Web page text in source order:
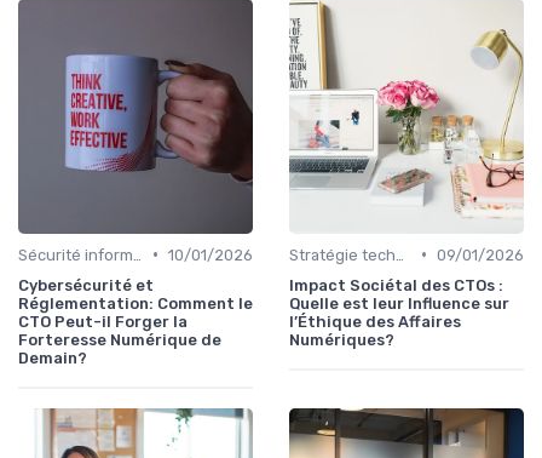
• 10/01/2026
Cybersécurité et
Réglementation: Comment le
CTO Peut-il Forger la
Forteresse Numérique de
Demain?
• 09/01/2026
Impact Sociétal des CTOs :
Quelle est leur Influence sur
l’Éthique des Affaires
Numériques?